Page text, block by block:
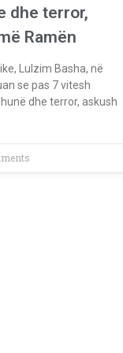
dhe terror,
Ramën
Lulzim Basha, në
se pas 7 vitesh
dhe terror, askush